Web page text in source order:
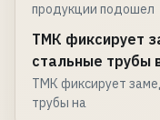
продукции подошел
ТМК фиксирует
стальные трубы
ТМК фиксирует
трубы на